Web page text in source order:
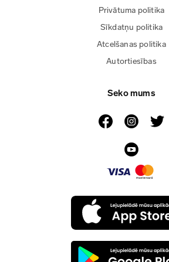
Privātuma politika
Sīkdatņu politika
Atcelšanas politika
Autortiesības
Seko mums